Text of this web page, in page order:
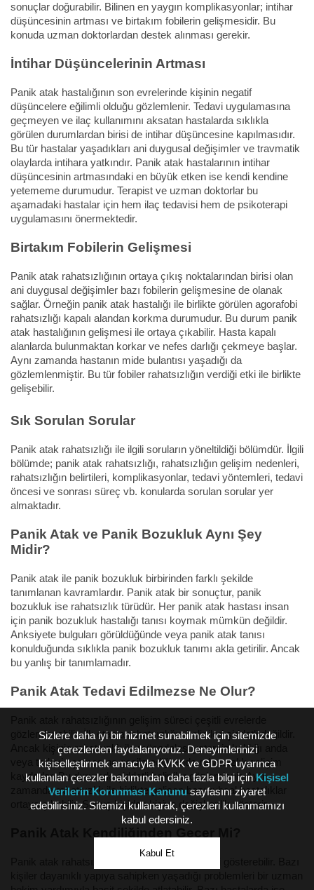
Sizlere daha iyi bir hizmet sunabilmek için sitemizde
çerezlerden faydalanıyoruz. Deneyimlerinizi
kişiselleştirmek amacıyla KVKK ve GDPR uyarınca
kullanılan çerezler bakımından daha fazla bilgi için Kişisel
Verilerin Korunması Kanunu sayfasını ziyaret
edebilirsiniz. Sitemizi kullanarak, çerezleri kullanmamızı
kabul edersiniz.
Kabul Et
sonuçlar doğurabilir. Bilinen en yaygın komplikasyonlar; intihar
düşüncesinin artması ve birtakım fobilerin gelişmesidir. Bu
konuda uzman doktorlardan destek alınması gerekir.
İntihar Düşüncelerinin Artması
Panik atak hastalığının son evrelerinde kişinin negatif
düşüncelere eğilimli olduğu gözlemlenir. Tedavi uygulamasına
geçmeyen ve ilaç kullanımını aksatan hastalarda sıklıkla
görülen durumlardan birisi de intihar düşüncesine kapılmasıdır.
Bu tür hastalar yaşadıkları ani duygusal değişimler ve travmatik
olaylarda intihara yatkındır. Panik atak hastalarının intihar
düşüncesinin artmasındaki en büyük etken ise kendi kendine
yetememe durumudur. Terapist ve uzman doktorlar bu
aşamadaki hastalar için hem ilaç tedavisi hem de psikoterapi
uygulamasını önermektedir.
Birtakım Fobilerin Gelişmesi
Panik atak rahatsızlığının ortaya çıkış noktalarından birisi olan
ani duygusal değişimler bazı fobilerin gelişmesine de olanak
sağlar. Örneğin panik atak hastalığı ile birlikte görülen agorafobi
rahatsızlığı kapalı alandan korkma durumudur. Bu durum panik
atak hastalığının gelişmesi ile ortaya çıkabilir. Hasta kapalı
alanlarda bulunmaktan korkar ve nefes darlığı çekmeye başlar.
Aynı zamanda hastanın mide bulantısı yaşadığı da
gözlemlenmiştir. Bu tür fobiler rahatsızlığın verdiği etki ile birlikte
gelişebilir.
Sık Sorulan Sorular
Panik atak rahatsızlığı ile ilgili soruların yöneltildiği bölümdür. İlgili
bölümde; panik atak rahatsızlığı, rahatsızlığın gelişim nedenleri,
rahatsızlığın belirtileri, komplikasyonlar, tedavi yöntemleri, tedavi
öncesi ve sonrası süreç vb. konularda sorulan sorular yer
almaktadır.
Panik Atak ve Panik Bozukluk Aynı Şey
Midir?
Panik atak ile panik bozukluk birbirinden farklı şekilde
tanımlanan kavramlardır. Panik atak bir sonuçtur, panik
bozukluk ise rahatsızlık türüdür. Her panik atak hastası insan
için panik bozukluk hastalığı tanısı koymak mümkün değildir.
Anksiyete bulguları görüldüğünde veya panik atak tanısı
konulduğunda sıklıkla panik bozukluk tanımı akla getirilir. Ancak
bu yanlış bir tanımlamadır.
Panik Atak Tedavi Edilmezse Ne Olur?
gözlemlenebilir. İlk etapta rahatsızlığın belirtileri şiddetli değildir.
Ancak kişinin rahatsızlık ile mücadelesi yetersiz kaldığı anda
veya tedavi aşamasına geçilmediği anda rahatsızlık gelişim
kaydeder. Bu durumda şiddetli belirtiler gözlemlenir. Aynı
zamanda rahatsızlık ile birlikte gelişen bazı ruhsal hastalıklar
ortaya çıkabilir. Sonuç kişiden kişiye değişkenlik gösterir.